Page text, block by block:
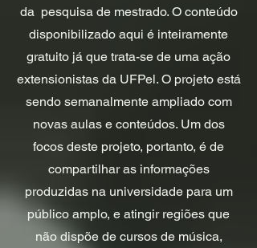
da pesquisa de mestrado. O conteúdo
disponibilizado aqui é inteiramente
gratuito já que trata-se de uma ação
extensionistas da UFPel. O projeto está
sendo semanalmente ampliado com
novas aulas e conteúdos. Um dos
focos deste projeto, portanto, é de
compartilhar as informações
produzidas na universidade para um
público amplo, e atingir regiões que
não dispõe de cursos de música,